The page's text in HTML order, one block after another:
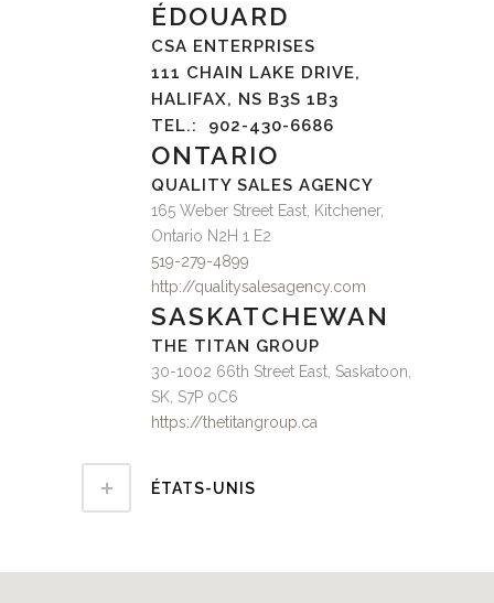
ÉDOUARD
CSA ENTERPRISES
111 CHAIN LAKE DRIVE,
HALIFAX, NS B3S 1B3
TEL.: 902-430-6686
ONTARIO
QUALITY SALES AGENCY
165 Weber Street East, Kitchener,
Ontario N2H 1 E2
519-279-4899
http://qualitysalesagency.com
SASKATCHEWAN
THE TITAN GROUP
30-1002 66th Street East, Saskatoon,
SK, S7P 0C6
https://thetitangroup.ca
ÉTATS-UNIS